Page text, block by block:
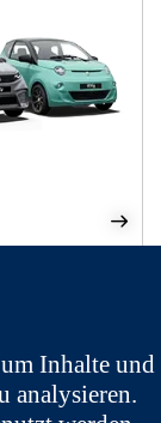
Inhalte und
analysieren.